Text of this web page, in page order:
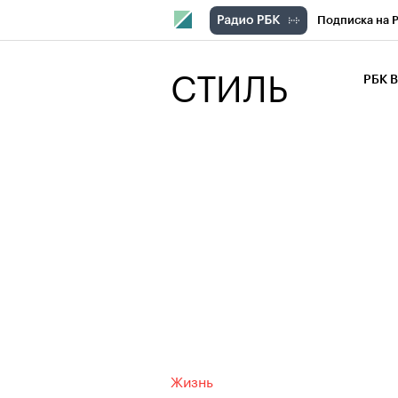
Подписка на
СТИЛЬ РБК
Жизнь